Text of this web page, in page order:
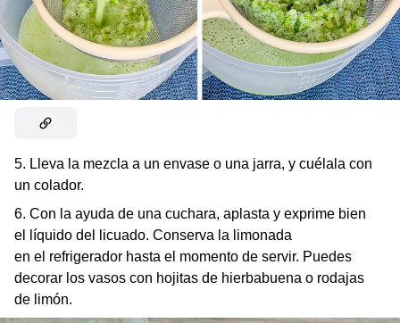
5. Lleva la mezcla a un envase o una jarra, y cuélala con
un colador.
6. Con la ayuda de una cuchara, aplasta y exprime bien
el líquido del licuado. Conserva la limonada
en el refrigerador hasta el momento de servir. Puedes
decorar los vasos con hojitas de hierbabuena o rodajas
de limón.